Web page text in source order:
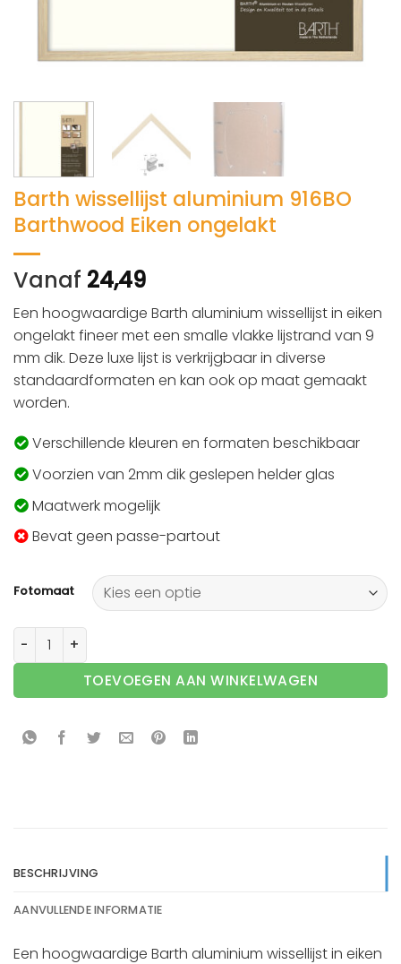
Barth wissellijst aluminium 916BO
Barthwood Eiken ongelakt
Vanaf 24,49
Een hoogwaardige Barth aluminium wissellijst in eiken
ongelakt fineer met een smalle vlakke lijstrand van 9
mm dik. Deze luxe lijst is verkrijgbaar in diverse
standaardformaten en kan ook op maat gemaakt
worden.
Verschillende kleuren en formaten beschikbaar
Voorzien van 2mm dik geslepen helder glas
Maatwerk mogelijk
Bevat geen passe-partout
Fotomaat
Barth wissellijst aluminium 916BO Barthwood Eiken
TOEVOEGEN AAN WINKELWAGEN
BESCHRIJVING
AANVULLENDE INFORMATIE
Een hoogwaardige Barth aluminium wissellijst in eiken